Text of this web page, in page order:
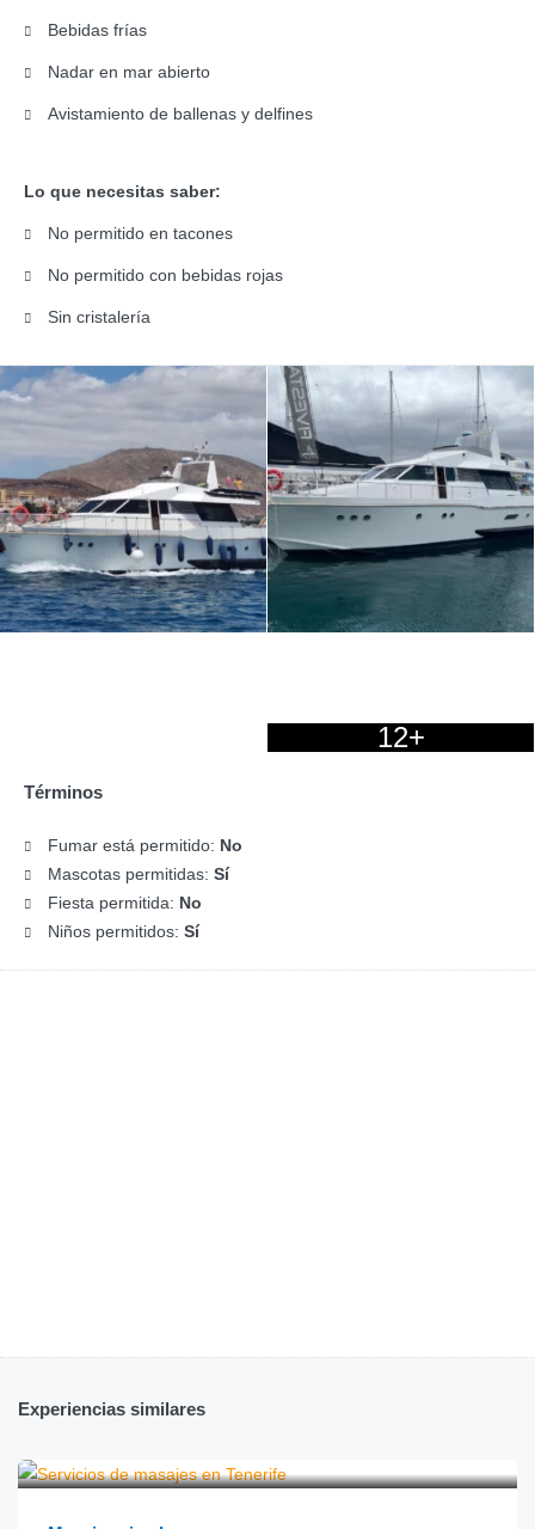
Bebidas frías
Nadar en mar abierto
Avistamiento de ballenas y delfines
Lo que necesitas saber:
No permitido en tacones
No permitido con bebidas rojas
Sin cristalería
12+
Términos
Fumar está permitido: No
Mascotas permitidas: Sí
Fiesta permitida: No
Niños permitidos: Sí
Experiencias similares